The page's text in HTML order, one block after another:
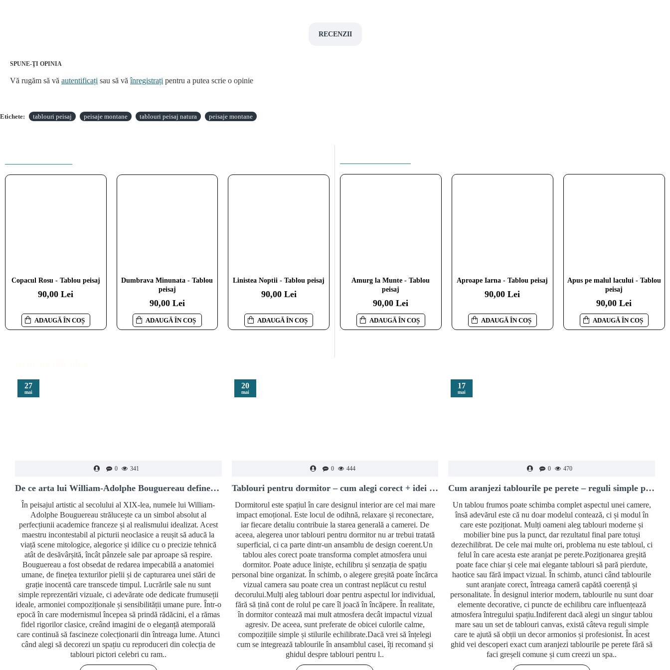
RECENZII
SPUNE-ŢI OPINIA
Vă rugăm să vă autentificați sau să văînregistrați pentru a putea scrie o opinie
Etichete: tablouri peisaj peisaje montane tablouri peisaj natura peisaje montane
Copacul Rosu - Tablou peisaj
90,00 Lei
ADAUGĂ ÎN COȘ
Dumbrava Minunata - Tablou
peisaj
90,00 Lei
ADAUGĂ ÎN COȘ
Linistea Noptii - Tablou peisaj
90,00 Lei
ADAUGĂ ÎN COȘ
O barca la apus - Tablou peisaj
110,00 Lei
ADAUGĂ ÎN COȘ
Moara de vant - Tablou peisaj
110,00 Lei
ADAUGĂ ÎN COȘ
Asfintit in sat de munte -
Tablou peisaj
90,00 Lei
ADAUGĂ ÎN COȘ
Amurg la Munte - Tablou
peisaj
90,00 Lei
ADAUGĂ ÎN COȘ
Aproape Iarna - Tablou peisaj
90,00 Lei
ADAUGĂ ÎN COȘ
Apus pe malul lacului - Tablou
peisaj
90,00 Lei
ADAUGĂ ÎN COȘ
27
mai
0 341
De ce arta lui William-Adolphe Bouguereau definește luxul clasic
În peisajul artistic al secolului al XIX-lea, numele lui William-
Adolphe Bouguereau strălucește ca un simbol absolut al
perfecțiunii academice franceze și al realismului idealizat. Acest
maestru incontestabil al picturii neoclasice a reușit să aducă la
viață scene mitologice, alegorice și idilice cu o precizie tehnică
atât de desăvârșită, încât pânzele sale par aproape să respire.
Bouguereau a fost obsedat de redarea impecabilă a anatomiei
umane, de finețea texturilor pielii și de capturarea unei stări de
grație inocentă care transcede timpul. Lucrările sale nu sunt
simple reprezentări vizuale, ci adevărate ode dedicate frumuseții
ideale, armoniei compoziționale și sensibilității umane pure. Într-o
epocă în care modernismul începea să prindă rădăcini, el a rămas
fidel rigorilor clasice, creând imagini de o eleganță atemporală
care continuă să fascineze colecționarii din întreaga lume. Atunci
când alegi să decorezi un spațiu cu reproduceri din colecția de
tablouri pictori celebri cu ram..
20
mai
0 444
Tablouri pentru dormitor – cum alegi corect + idei moderne de decor
Dormitorul este spațiul în care designul interior are cel mai mare
impact emoțional. Este locul de odihnă, relaxare și reconectare,
iar fiecare detaliu contribuie la starea generală a camerei. De
aceea, alegerea unor tablouri pentru dormitor nu ar trebui tratată
superficial, ci ca parte dintr-un ansamblu de design coerent.Un
tablou ales corect poate transforma complet atmosfera unui
dormitor. Poate aduce liniște, echilibru și senzația de spațiu
personal bine organizat. În schimb, o alegere greșită poate încărca
vizual camera sau poate crea un contrast neplăcut cu restul
decorului.Mulți aleg tablouri doar pentru aspectul lor individual,
fără să țină cont de rolul pe care îl joacă în încăpere. În realitate,
în dormitor contează mai mult atmosfera decât impactul vizual
agresiv. De aceea, sunt preferate de obicei culorile calme,
compozițiile simple și stilurile echilibrate.Dacă vrei să înțelegi
cum se integrează tablourile în ansamblul casei, îți recomand și
ghidul despre tablouri pentru l..
17
mai
0 470
Cum aranjezi tablourile pe perete – reguli simple pentru un decor modern și echilibrat
Un tablou frumos poate schimba complet aspectul unei camere,
însă adevărul este că nu doar modelul contează, ci și modul în
care este poziționat. Mulți oameni aleg tablouri moderne și
mobilier bine pus la punct, dar rezultatul final pare totuși
dezechilibrat. De cele mai multe ori, problema nu este tabloul, ci
felul în care acesta este aranjat pe perete.Poziționarea greșită
poate face chiar și cele mai elegante tablouri să pară pierdute,
haotice sau fără impact vizual. În schimb, atunci când tablourile
sunt aranjate corect, întreaga cameră capătă coerență și
personalitate. În designul interior modern, tablourile nu sunt doar
elemente decorative, ci puncte de echilibru care influențează
atmosfera întregului spațiu.Indiferent dacă alegi un singur tablou
mare sau un set de tablouri canvas, există câteva reguli simple
care te ajută să obții un decor armonios și profesionist. În acest
ghid vei descoperi exact cum aranjezi tablourile pe perete fără să
faci greșeli comune și cum creezi un spa..